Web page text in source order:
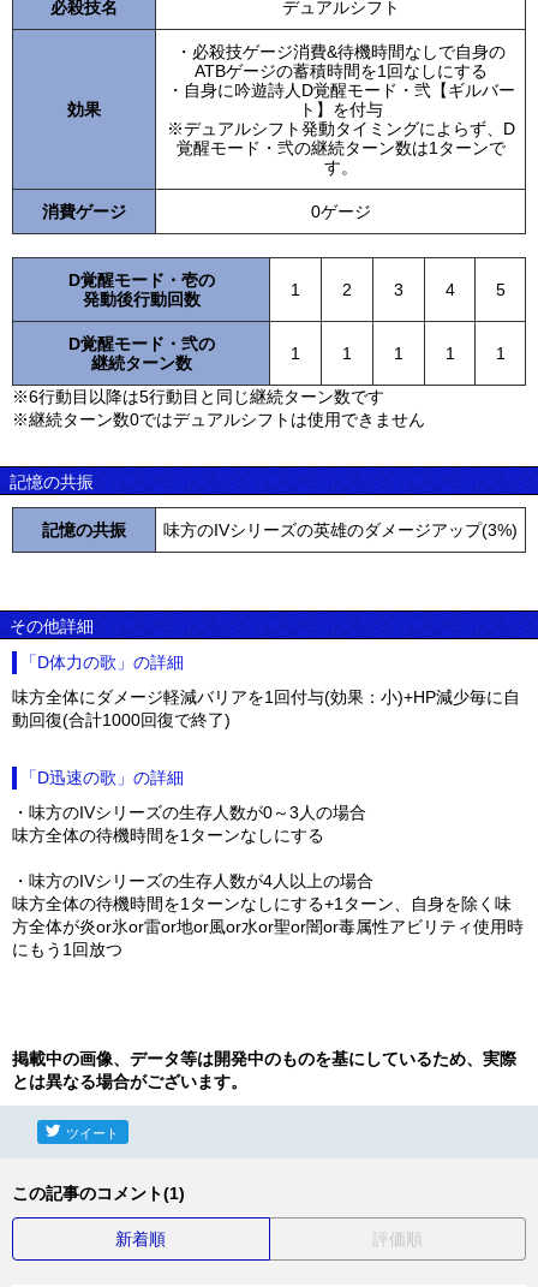
必殺技名 デュアルシフト
効果
・必殺技ゲージ消費&待機時間なしで自身の
ATBゲージの蓄積時間を1回なしにする
・自身に吟遊詩人D覚醒モード・弐【ギルバー
ト】を付与
※デュアルシフト発動タイミングによらず、D
覚醒モード・弐の継続ターン数は1ターンで
す。
消費ゲージ 0ゲージ
D覚醒モード・壱の
発動後行動回数
1 2 3 4 5
D覚醒モード・弐の
継続ターン数
1 1 1 1 1
※6行動目以降は5行動目と同じ継続ターン数です
※継続ターン数0ではデュアルシフトは使用できません
記憶の共振
記憶の共振 味方のIVシリーズの英雄のダメージアップ(3%)
その他詳細
「D体力の歌」の詳細
味方全体にダメージ軽減バリアを1回付与(効果：小)+HP減少毎に自
動回復(合計1000回復で終了)
「D迅速の歌」の詳細
・味方のIVシリーズの生存人数が0～3人の場合
味方全体の待機時間を1ターンなしにする
・味方のIVシリーズの生存人数が4人以上の場合
味方全体の待機時間を1ターンなしにする+1ターン、自身を除く味
方全体が炎or氷or雷or地or風or水or聖or闇or毒属性アビリティ使用時
にもう1回放つ
掲載中の画像、データ等は開発中のものを基にしているため、実際
とは異なる場合がございます。
ツイート
この記事のコメント(1)
新着順 評価順